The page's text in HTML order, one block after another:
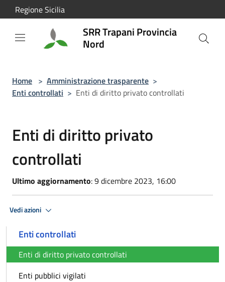
Salta al contenuto principale
Regione Sicilia
SRR Trapani Provincia
Nord
Home > Amministrazione trasparente >
Enti controllati > Enti di diritto privato controllati
Enti di diritto privato
controllati
Ultimo aggiornamento: 9 dicembre 2023, 16:00
Vedi azioni
Enti controllati
Enti di diritto privato controllati
Enti pubblici vigilati